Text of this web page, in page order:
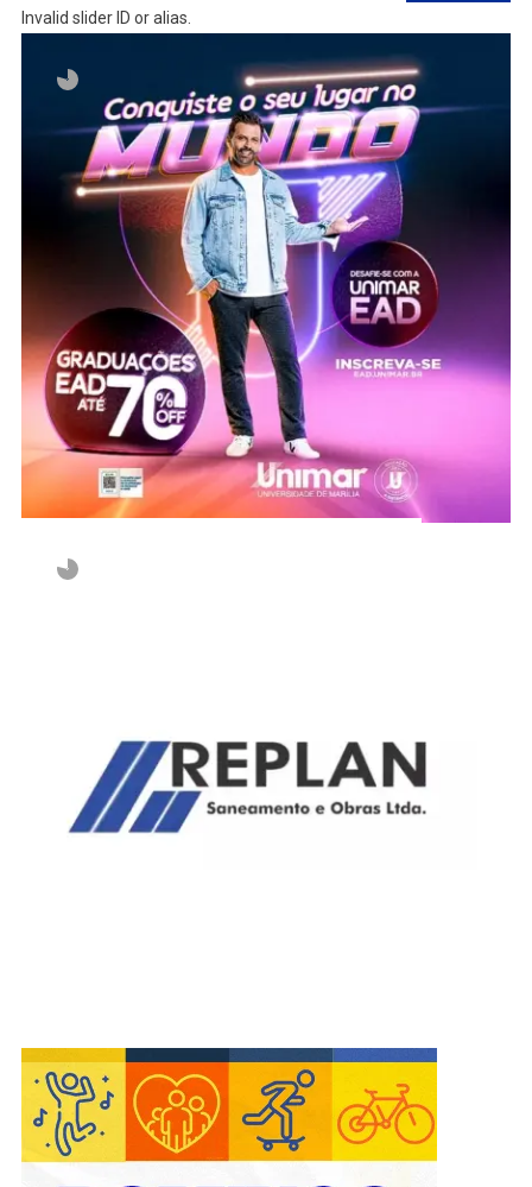
Invalid slider ID or alias.